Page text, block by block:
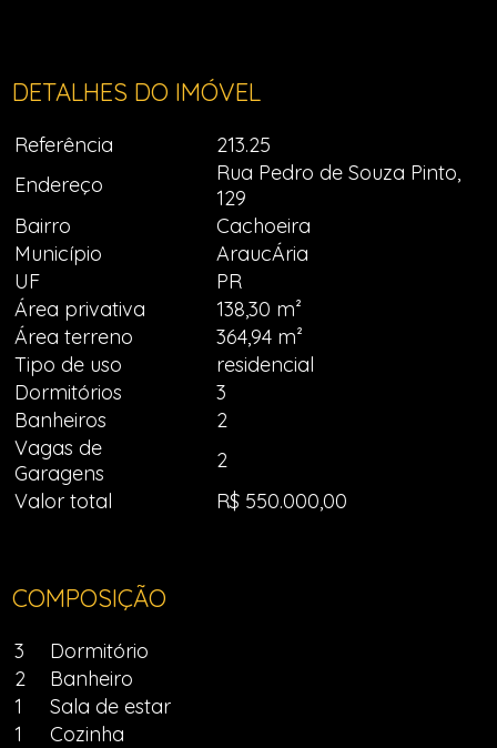
DETALHES DO IMÓVEL
Referência
213.25
Endereço
Rua Pedro de Souza Pinto,
129
Bairro
Cachoeira
Município
AraucÁria
UF
PR
Área privativa
138,30 m²
Área terreno
364,94 m²
Tipo de uso
residencial
Dormitórios
3
Banheiros
2
Vagas de
Garagens
2
Valor total
R$ 550.000,00
COMPOSIÇÃO
3
Dormitório
2
Banheiro
1
Sala de estar
1
Cozinha